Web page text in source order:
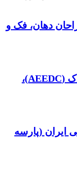
دهان، فک و
دیان سلامت دندان در نمایشگاه ایدک (AEEDC)،
ایران (پارسه